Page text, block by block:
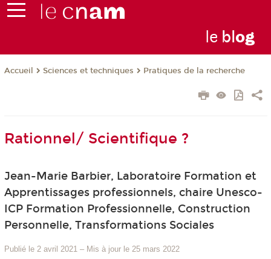
le blog
Accueil Sciences et techniques Pratiques de la recherche
Rationnel/ Scientifique ?
Jean-Marie Barbier, Laboratoire Formation et
Apprentissages professionnels, chaire Unesco-
ICP Formation Professionnelle, Construction
Personnelle, Transformations Sociales
Publié le 2 avril 2021 – Mis à jour le 25 mars 2022